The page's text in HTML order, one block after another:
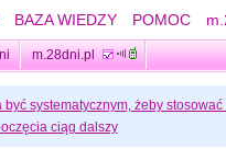
BAZA WIEDZY POMOC
m.28dni.pl
być systematycznym, żeby
ciąg dalszy